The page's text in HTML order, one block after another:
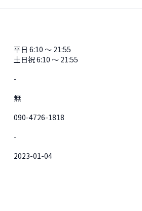
平日 6:10 〜 21:55
土日祝6:10 〜 21:55
-
無
090-4726-1818
-
2023-01-04